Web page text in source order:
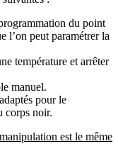
du point
l’on peut paramétrer la
température et arrêter
manuel.
pour le
corps noir.
est le même